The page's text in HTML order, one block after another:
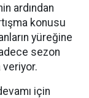
ardından
konusu
yüreğine
sezon
veriyor.
için